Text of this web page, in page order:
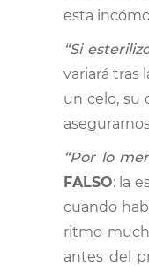
esta
“Si
variará tras
un celo, su
“Por lo
FALSO: la
cuando
ritmo
antes del